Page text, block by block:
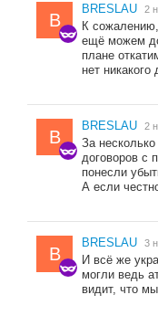
B
BRESLAU 2
К
ещё можем
плане
нет никакого
B
BRESLAU 2
За
договоров с
понесли
А если
B
BRESLAU 3
И всё же
могли ведь
видит, что